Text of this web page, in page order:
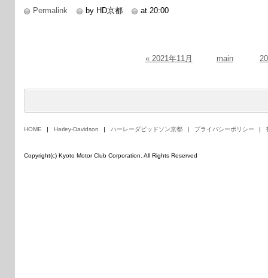
Permalink by HD京都 at 20:00
« 2021年11月 main
HOME Harley-Davidson ハーレーダビッドソン京都 プライバシーポリシー
Copyright(c) Kyoto Motor Club Corporation. All Rights Reserved